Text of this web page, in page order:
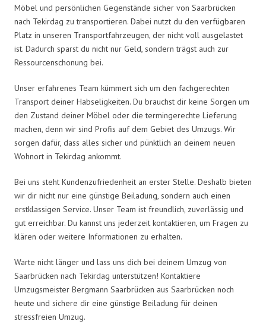
Möbel und persönlichen Gegenstände sicher von Saarbrücken
nach Tekirdag zu transportieren. Dabei nutzt du den verfügbaren
Platz in unseren Transportfahrzeugen, der nicht voll ausgelastet
ist. Dadurch sparst du nicht nur Geld, sondern trägst auch zur
Ressourcenschonung bei.
Unser erfahrenes Team kümmert sich um den fachgerechten
Transport deiner Habseligkeiten. Du brauchst dir keine Sorgen um
den Zustand deiner Möbel oder die termingerechte Lieferung
machen, denn wir sind Profis auf dem Gebiet des Umzugs. Wir
sorgen dafür, dass alles sicher und pünktlich an deinem neuen
Wohnort in Tekirdag ankommt.
Bei uns steht Kundenzufriedenheit an erster Stelle. Deshalb bieten
wir dir nicht nur eine günstige Beiladung, sondern auch einen
erstklassigen Service. Unser Team ist freundlich, zuverlässig und
gut erreichbar. Du kannst uns jederzeit kontaktieren, um Fragen zu
klären oder weitere Informationen zu erhalten.
Warte nicht länger und lass uns dich bei deinem Umzug von
Saarbrücken nach Tekirdag unterstützen! Kontaktiere
Umzugsmeister Bergmann Saarbrücken aus Saarbrücken noch
heute und sichere dir eine günstige Beiladung für deinen
stressfreien Umzug.